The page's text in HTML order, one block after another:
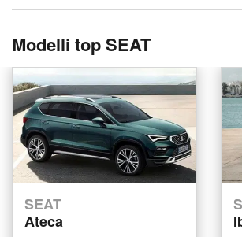
Modelli top SEAT
SEAT
Ateca